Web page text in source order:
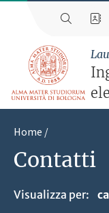
Home
Contatti
Visualizza per: